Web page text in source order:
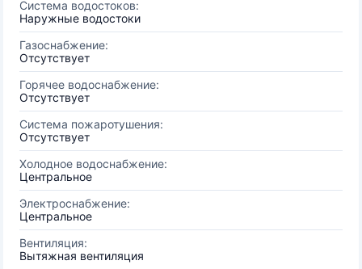
Система водостоков:
Наружные водостоки
Газоснабжение:
Отсутствует
Горячее водоснабжение:
Отсутствует
Система пожаротушения:
Отсутствует
Холодное водоснабжение:
Центральное
Электроснабжение:
Центральное
Вентиляция:
Вытяжная вентиляция